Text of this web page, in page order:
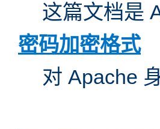
这篇文档是
密码加密格式
对 Apache